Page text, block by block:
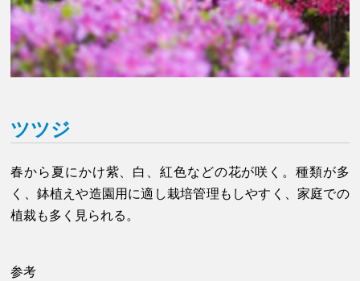
ツツジ
春から夏にかけ紫、白、紅色などの花が咲く。種類が多
く、鉢植えや造園用に適し栽培管理もしやすく、家庭での
植裁も多く見られる。
参考